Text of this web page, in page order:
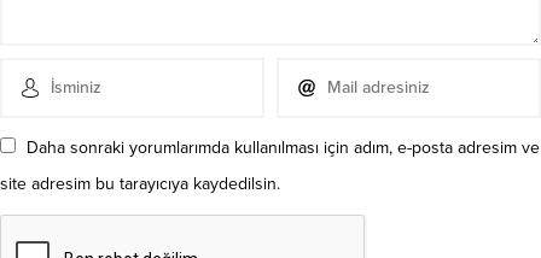
Daha sonraki yorumlarımda kullanılması için adım, e-posta adresim ve
site adresim bu tarayıcıya kaydedilsin.